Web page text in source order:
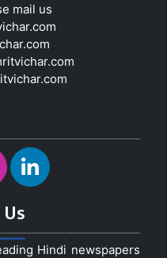
mail us
Hindi newspapers